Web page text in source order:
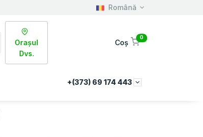
Română
Orașul
Dvs.
Coș
0
+(373) 69 174 443